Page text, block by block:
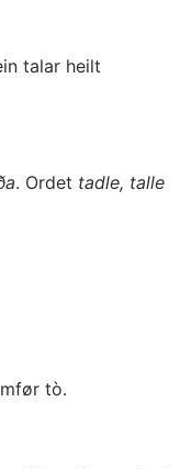
talar heilt
. Ordet tadle, talle
tò.